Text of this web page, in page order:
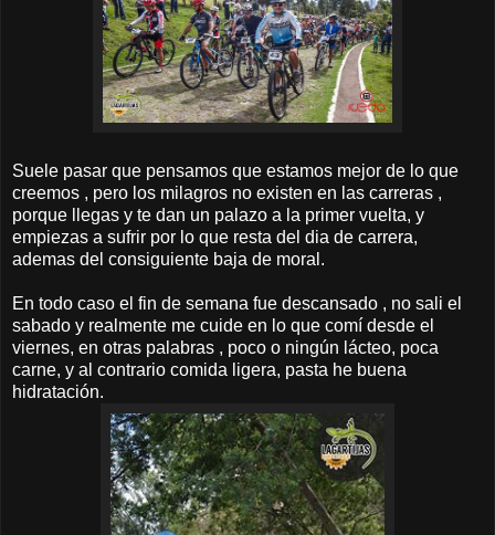
Suele pasar que pensamos que estamos mejor de lo que
creemos , pero los milagros no existen en las carreras ,
porque llegas y te dan un palazo a la primer vuelta, y
empiezas a sufrir por lo que resta del dia de carrera,
ademas del consiguiente baja de moral.
En todo caso el fin de semana fue descansado , no sali el
sabado y realmente me cuide en lo que comí desde el
viernes, en otras palabras , poco o ningún lácteo, poca
carne, y al contrario comida ligera, pasta he buena
hidratación.